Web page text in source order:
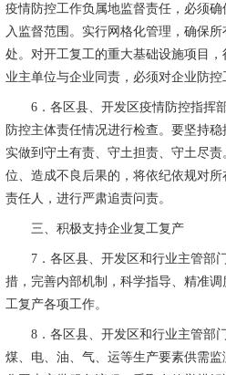
疫情防控工作负属地监督责任，必须
入监督范围。实行网格化管理，确保
处。对开工复工的重大基础设施项目，
业主单位与企业同责，必须对企业防控
6．各区县、开发区疫情防控指挥
防控主体责任情况进行检查。要坚持
实做到守土有责、守土担责、守土尽
位、造成不良后果的，将依纪依规对
责任人，进行严肃追责问责。
三、积极支持企业复工复产
7．各区县、开发区和行业主管部
措，完善内部机制，科学指导、精准
工复产各项工作。
8．各区县、开发区和行业主管部
煤、电、油、气、运等生产要素供需